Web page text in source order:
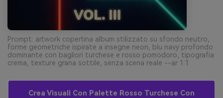
Prompt: artwork copertina album stilizzato su sfondo neutro,
forme geometriche ispirate a insegne neon, blu navy profondo
dominante con bagliori turchese e rosso pomodoro, tipografia
crema, texture grana sottile, senza scena reale --ar 1:1
Crea Visuali Con Palette Rosso Turchese Con